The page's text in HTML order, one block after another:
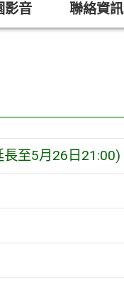
影音 聯絡資訊
至5月26日21:00)